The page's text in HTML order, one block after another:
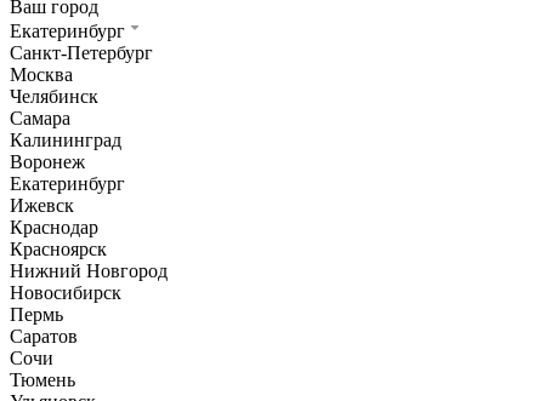
Ваш город
Екатеринбург
Санкт-Петербург
Москва
Челябинск
Самара
Калининград
Воронеж
Екатеринбург
Ижевск
Краснодар
Красноярск
Нижний Новгород
Новосибирск
Пермь
Саратов
Сочи
Тюмень